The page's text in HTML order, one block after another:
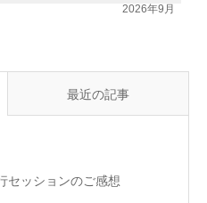
2026年9月
最近の記事
セッションのご感想